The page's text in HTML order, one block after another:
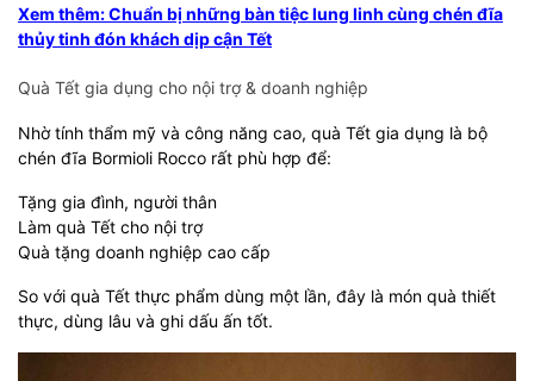
Xem thêm: Chuẩn bị những bàn tiệc lung linh cùng chén đĩa
thủy tinh đón khách dịp cận Tết
Quà Tết gia dụng cho nội trợ & doanh nghiệp
Nhờ tính thẩm mỹ và công năng cao, quà Tết gia dụng là bộ
chén đĩa Bormioli Rocco rất phù hợp để:
Tặng gia đình, người thân
Làm quà Tết cho nội trợ
Quà tặng doanh nghiệp cao cấp
So với quà Tết thực phẩm dùng một lần, đây là món quà thiết
thực, dùng lâu và ghi dấu ấn tốt.